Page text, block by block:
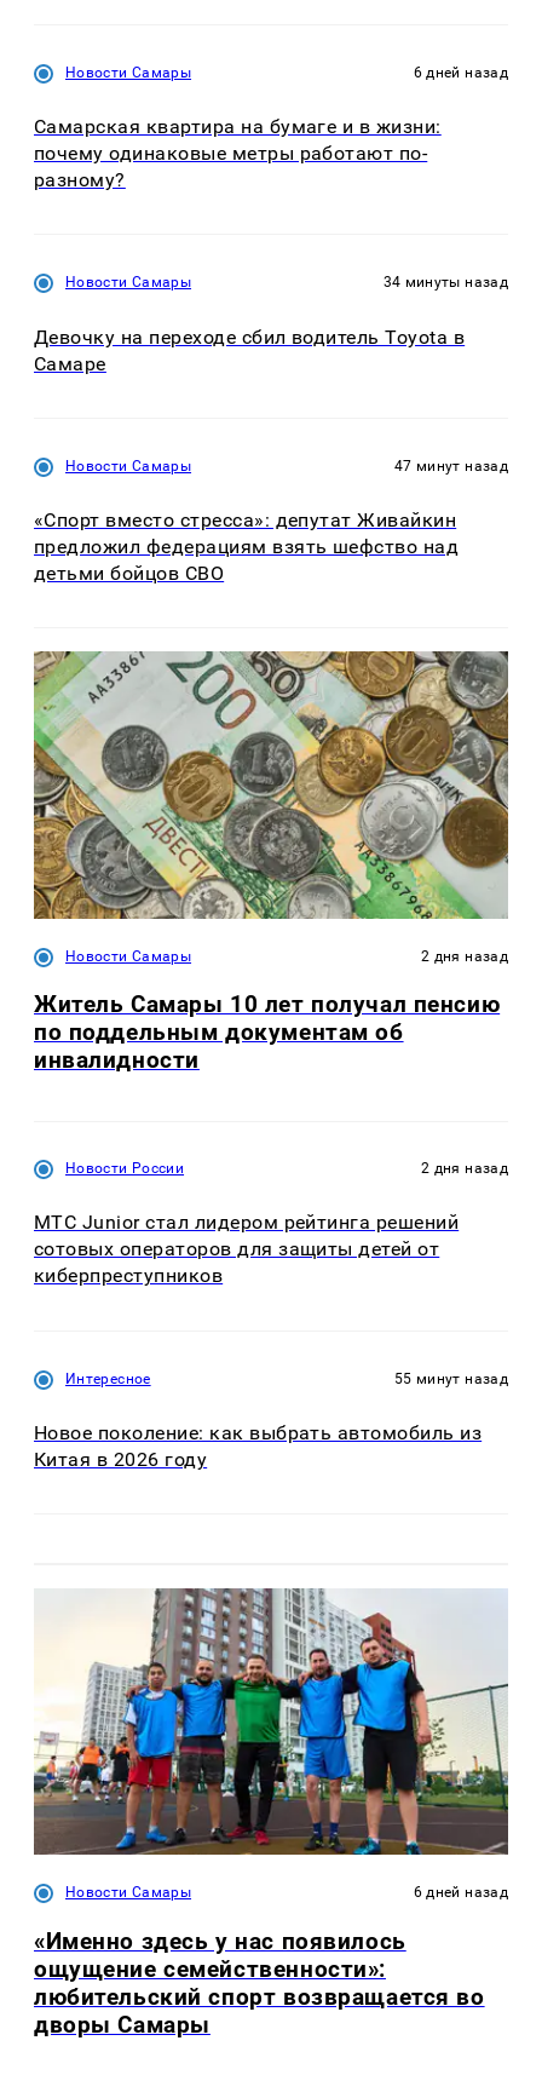
Новости Самары 6 дней назад
Самарская квартира на бумаге и в жизни:
почему одинаковые метры работают по-
разному?
Новости Самары 34 минуты назад
Девочку на переходе сбил водитель Toyota в
Самаре
Новости Самары 47 минут назад
«Спорт вместо стресса»: депутат Живайкин
предложил федерациям взять шефство над
детьми бойцов СВО
Новости Самары 2 дня назад
Житель Самары 10 лет получал пенсию
по поддельным документам об
инвалидности
Новости России 2 дня назад
МТС Junior стал лидером рейтинга решений
сотовых операторов для защиты детей от
киберпреступников
Интересное 55 минут назад
Новое поколение: как выбрать автомобиль из
Китая в 2026 году
Новости Самары 6 дней назад
«Именно здесь у нас появилось
ощущение семейственности»:
любительский спорт возвращается во
дворы Самары